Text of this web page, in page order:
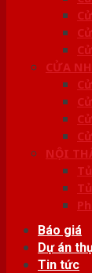
CỬA
NỘI
Báo giá
Dự án
Tin tức